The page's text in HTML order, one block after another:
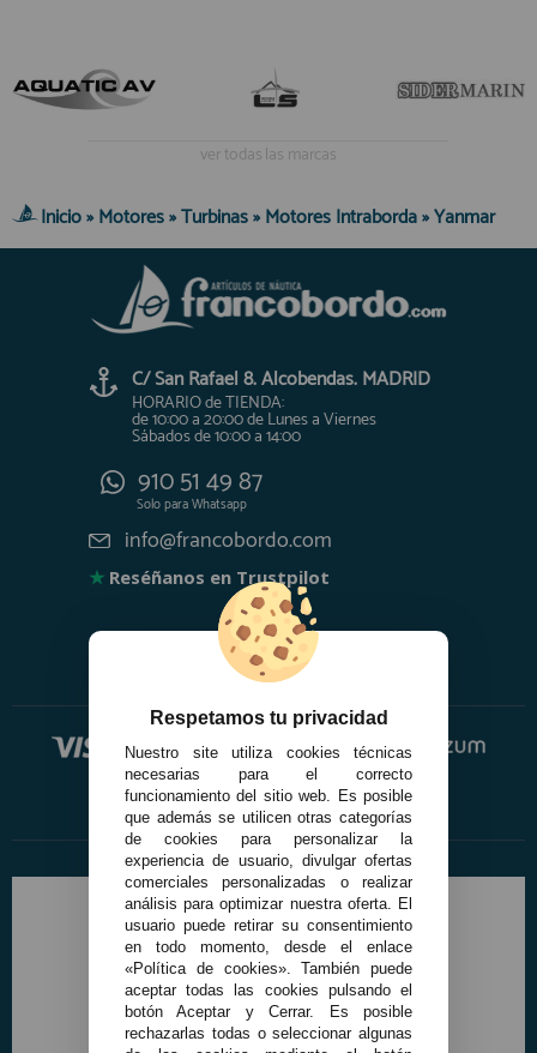
ver todas las marcas
Inicio»Motores»Turbinas»Motores Intraborda»Yanmar
C/ San Rafael 8. Alcobendas. MADRID
HORARIO de TIENDA:
de 10:00 a 20:00 de Lunes a Viernes
Sábados de 10:00 a 14:00
910 51 49 87
Solo paraWhatsapp
info@francobordo.com
★ Reséñanos en Trustpilot
Respetamos tu privacidad
Nuestro site utiliza cookies técnicas
necesarias para el correcto
funcionamiento del sitio web. Es posible
que además se utilicen otras categorías
de cookies para personalizar la
experiencia de usuario, divulgar ofertas
comerciales personalizadas o realizar
análisis para optimizar nuestra oferta. El
usuario puede retirar su consentimiento
en todo momento, desde el enlace
«Política de cookies». También puede
aceptar todas las cookies pulsando el
botón Aceptar y Cerrar. Es posible
rechazarlas todas o seleccionar algunas